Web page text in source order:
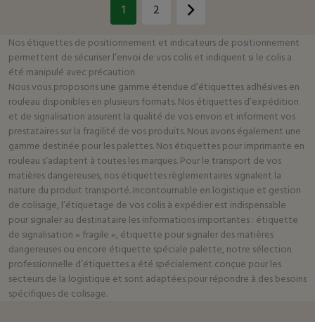
1
2
Page 1
Page 2
Nos étiquettes de positionnement et indicateurs de positionnement
permettent de sécuriser l’envoi de vos colis et indiquent si le colis a
été manipulé avec précaution.
Nous vous proposons une gamme étendue d’étiquettes adhésives en
rouleau disponibles en plusieurs formats. Nos étiquettes d’expédition
et de signalisation assurent la qualité de vos envois et informent vos
prestataires sur la fragilité de vos produits. Nous avons également une
gamme destinée pour les palettes. Nos étiquettes pour imprimante en
rouleau s’adaptent à toutes les marques. Pour le transport de vos
matières dangereuses, nos étiquettes règlementaires signalent la
nature du produit transporté. Incontournable en logistique et gestion
de colisage, l’étiquetage de vos colis à expédier est indispensable
pour signaler au destinataire les informations importantes : étiquette
de signalisation « fragile », étiquette pour signaler des matières
dangereuses ou encore étiquette spéciale palette, notre sélection
professionnelle d’étiquettes a été spécialement conçue pour les
secteurs de la logistique et sont adaptées pour répondre à des besoins
spécifiques de colisage.